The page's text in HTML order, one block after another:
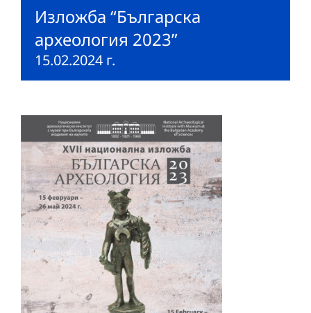
Изложба “Българска
археология 2023”
15.02.2024 г.